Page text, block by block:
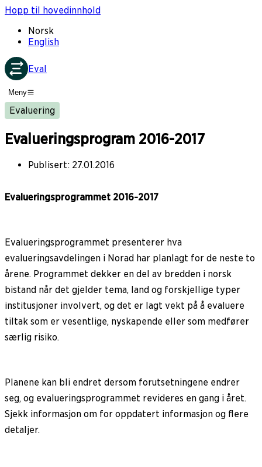
Hopp til hovedinnhold
Norsk
English
Eval
Meny
Evaluering
Evalueringsprogram 2016-2017
Publisert: 27.01.2016
Evalueringsprogrammet 2016-2017
Evalueringsprogrammet presenterer hva
evalueringsavdelingen i Norad har planlagt for de neste to
årene. Programmet dekker en del av bredden i norsk
bistand når det gjelder tema, land og forskjellige typer
institusjoner involvert, og det er lagt vekt på å evaluere
tiltak som er vesentlige, nyskapende eller som medfører
særlig risiko.
Planene kan bli endret dersom forutsetningene endrer
seg, og evalueringsprogrammet revideres en gang i året.
Sjekk informasjon om for oppdatert informasjon og flere
detaljer.